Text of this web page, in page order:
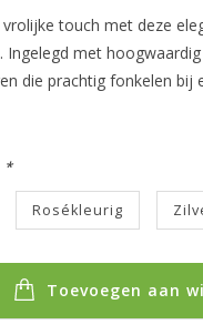
touch met deze
Ingelegd met
die prachtig fonkelen bij
*
Rosékleurig
Toevoegen aan